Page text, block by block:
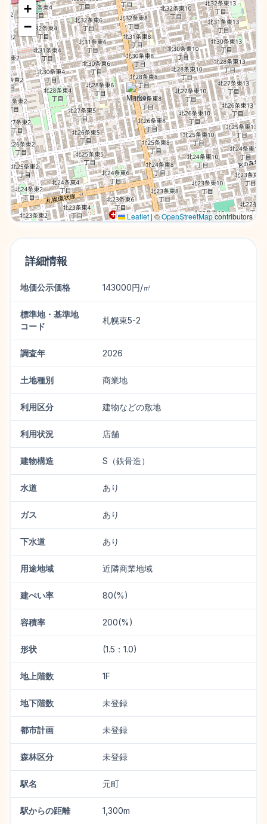
+
−
Leaflet | ©OpenStreetMapcontributors
詳細情報
地価公示価格 143000円/㎡
標準地・基準地
コード
札幌東5-2
調査年 2026
土地種別 商業地
利用区分 建物などの敷地
利用状況 店舗
建物構造 S（鉄骨造）
水道 あり
ガス あり
下水道 あり
用途地域 近隣商業地域
建ぺい率 80(%)
容積率 200(%)
形状 (1.5：1.0)
地上階数 1F
地下階数 未登録
都市計画 未登録
森林区分 未登録
駅名 元町
駅からの距離 1,300m